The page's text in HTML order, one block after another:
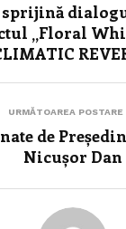
sprijină
„Floral
URMĂTOAREA POSTARE
de
Nicușor Dan